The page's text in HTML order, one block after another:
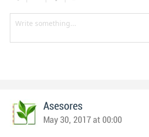
Asesores
May 30, 2017 at 00:00